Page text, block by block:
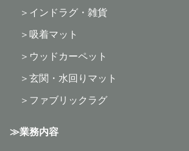
インドラグ・雑貨
吸着マット
ウッドカーペット
玄関・水回りマット
ファブリックラグ
業務内容